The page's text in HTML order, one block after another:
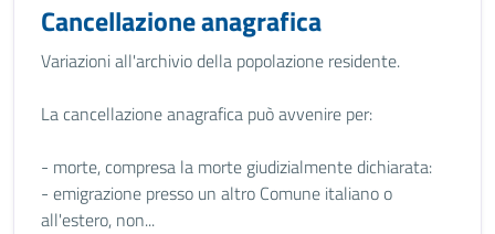
Cancellazione anagrafica
Variazioni all'archivio della popolazione residente.
La cancellazione anagrafica può avvenire per:
- morte, compresa la morte giudizialmente dichiarata:
- emigrazione presso un altro Comune italiano o
all'estero, non...